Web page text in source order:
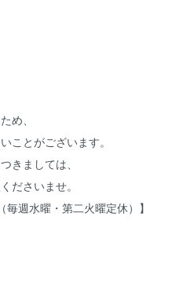
め、
ことがございます。
きましては、
ださいませ。
週水曜・第二火曜定休）】